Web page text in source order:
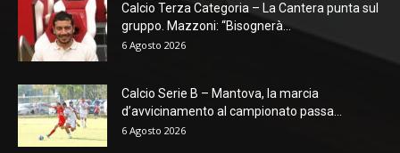
Calcio Terza Categoria – La Cantera punta sul
gruppo. Mazzoni: “Bisognerà...
6 Agosto 2026
Calcio Serie B – Mantova, la marcia
d’avvicinamento al campionato passa...
6 Agosto 2026